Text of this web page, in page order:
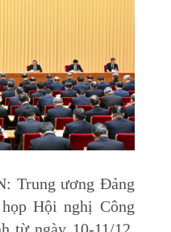
Trung ương Đảng
Hội nghị Công